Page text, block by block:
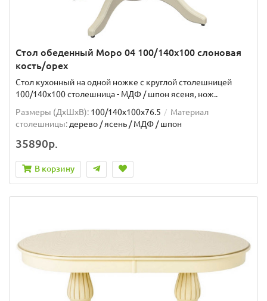
Стол обеденный Моро 04 100/140х100 слоновая
кость/орех
Стол кухонный на одной ножке с круглой столешницей
100/140х100 столешница - МДФ / шпон ясеня, нож..
Размеры (ДхШxВ): 100/140х100х76.5
Материал
столешницы: дерево / ясень / МДФ / шпон
35890р.
В корзину